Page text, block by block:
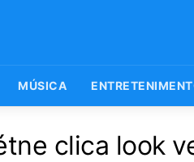
MÚSICA
clica look